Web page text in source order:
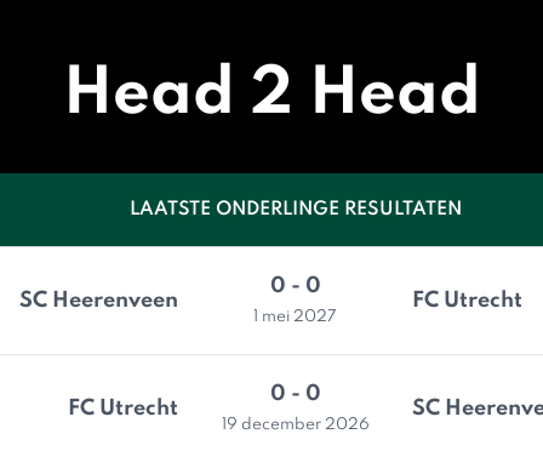
Head 2 Head
LAATSTE ONDERLINGE RESULTATEN
SC Heerenveen
0 - 0
1 mei 2027
FC Utrecht
FC Utrecht
0 - 0
19 december 2026
SC